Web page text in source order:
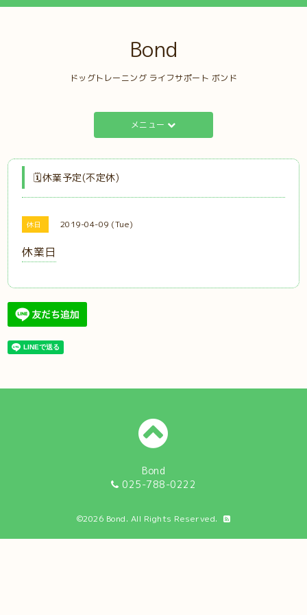
Bond
ドッグトレーニング ライフサポート ボンド
メニュー
🗓️休業予定(不定休)
休日 2019-04-09 (Tue)
休業日
Bond
025-788-0222
©2026 Bond. All Rights Reserved.